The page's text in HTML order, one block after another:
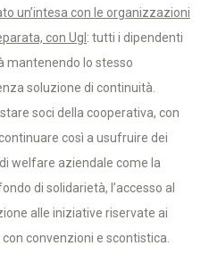
un’intesa con le organizzazioni
con Ugl : tutti i dipendenti
mantenendo lo stesso
soluzione di continuità.
soci della cooperativa, con
così a usufruire dei
welfare aziendale come la
di solidarietà, l’accesso al
alle iniziative riservate ai
convenzioni e scontistica.